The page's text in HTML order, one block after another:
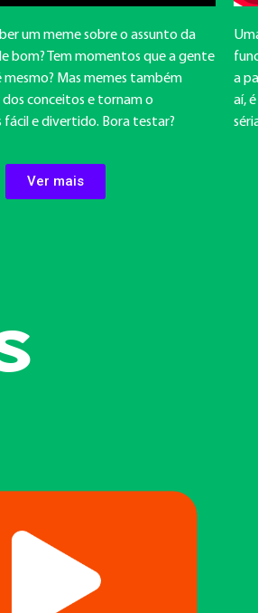
um meme sobre o assunto da
bom? Tem momentos que a gente
mesmo? Mas memes também
conceitos e tornam o
fácil e divertido. Bora testar?
Ver mais
a
aí,